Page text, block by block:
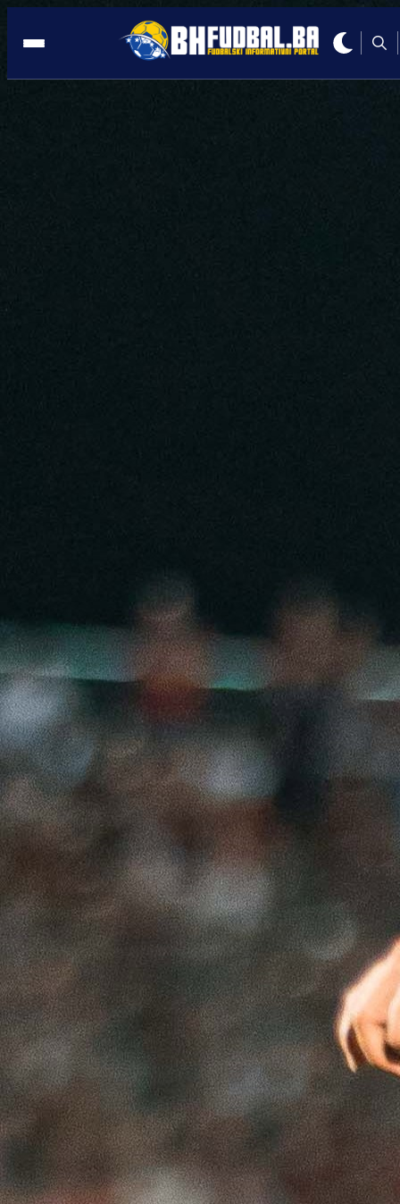
BIVŠI TRENER SARAJEVA
Zoran Zekić ime je koje se sve češće čuje kao
ponovno rješenje za klupu Fudbalskog kluba
nakon razočaravajuće sezone u kojoj su
zaobišli Koševo.